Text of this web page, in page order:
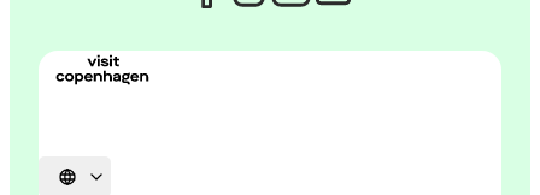
Vælg sprog